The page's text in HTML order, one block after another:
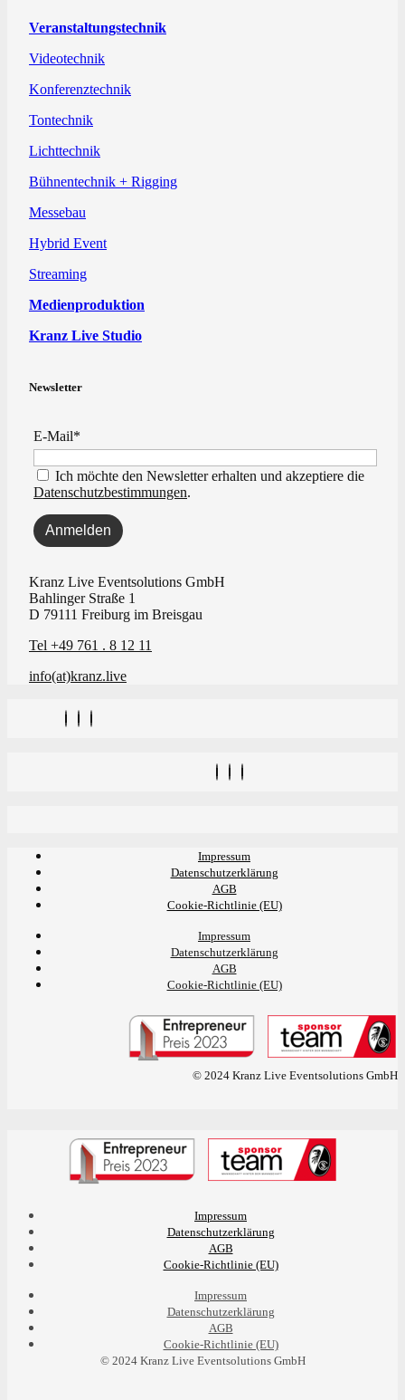
Veranstaltungstechnik
Videotechnik
Konferenztechnik
Tontechnik
Lichttechnik
Bühnentechnik + Rigging
Messebau
Hybrid Event
Streaming
Medienproduktion
Kranz Live Studio
Newsletter
E-Mail*
Ich möchte den Newsletter erhalten und akzeptiere die
Datenschutzbestimmungen.
Kranz Live Eventsolutions GmbH
Bahlinger Straße 1
D 79111 Freiburg im Breisgau
Tel +49 761 . 8 12 11
info(at)kranz.live
Impressum
Datenschutzerklärung
AGB
Cookie-Richtlinie (EU)
Impressum
Datenschutzerklärung
AGB
Cookie-Richtlinie (EU)
© 2024 Kranz Live Eventsolutions GmbH
Impressum
Datenschutzerklärung
AGB
Cookie-Richtlinie (EU)
Impressum
Datenschutzerklärung
AGB
Cookie-Richtlinie (EU)
© 2024 Kranz Live Eventsolutions GmbH